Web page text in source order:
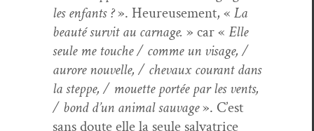
les enfants ?». Heureuse­ment, « La
beauté survit au car­nage. » car « Elle
seule me touche / comme un vis­age, /
aurore nou­velle, / chevaux courant dans
la steppe, / mou­ette portée par les vents,
/ bond d’un ani­mal sauvage». C’est
sans doute elle la seule sal­va­trice